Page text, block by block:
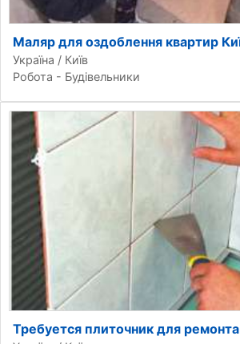
Маляр для оздоблення квартир
Україна / Київ
Робота - Будівельники
Требуется плиточник для